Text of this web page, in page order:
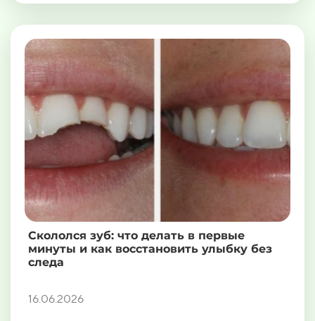
Скололся зуб: что делать в первые
минуты и как восстановить улыбку без
следа
16.06.2026